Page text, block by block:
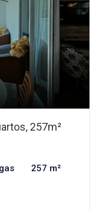
257m²
257 m²